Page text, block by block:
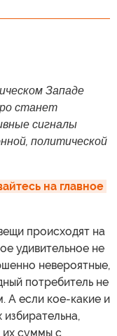
Западе
станет
сигналы
политической
на главное
происходят на
удивительное не
невероятные,
потребитель не
А если кое-какие и
их суммы с